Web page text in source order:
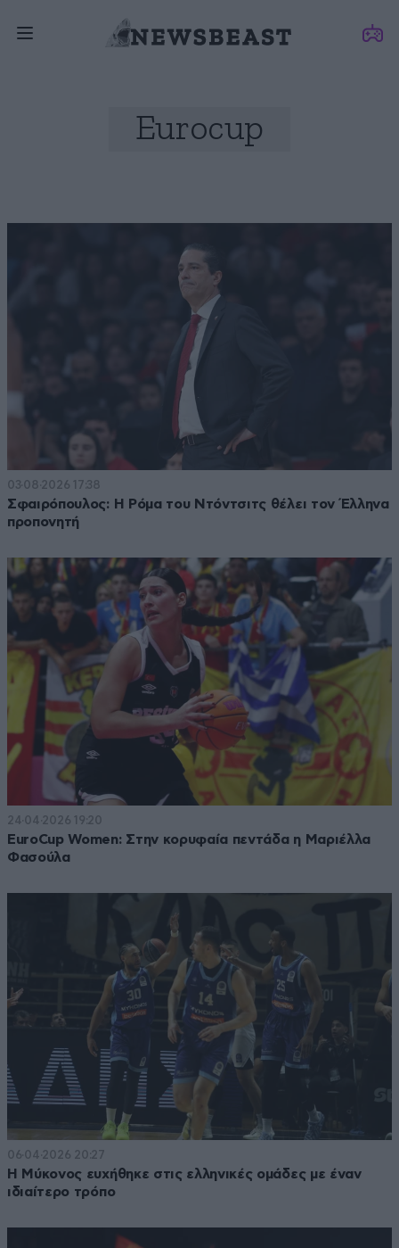
Eurocup
03·08·2026 17:38
Σφαιρόπουλος: Η Ρόμα του Ντόντσιτς θέλει τον Έλληνα
προπονητή
24·04·2026 19:20
EuroCup Women: Στην κορυφαία πεντάδα η Μαριέλλα
Φασούλα
06·04·2026 20:27
Η Μύκονος ευχήθηκε στις ελληνικές ομάδες με έναν
ιδιαίτερο τρόπο